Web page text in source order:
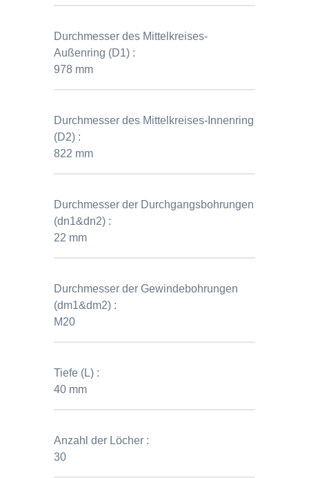
Durchmesser des Mittelkreises-
Außenring (D1) :
978 mm
Durchmesser des Mittelkreises-Innenring
(D2) :
822 mm
Durchmesser der Durchgangsbohrungen
(dn1&dn2) :
22 mm
Durchmesser der Gewindebohrungen
(dm1&dm2) :
M20
Tiefe (L) :
40 mm
Anzahl der Löcher :
30